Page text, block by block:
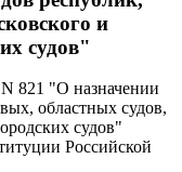
и
судов"
821 "О назначении
областных судов,
судов"
Российской